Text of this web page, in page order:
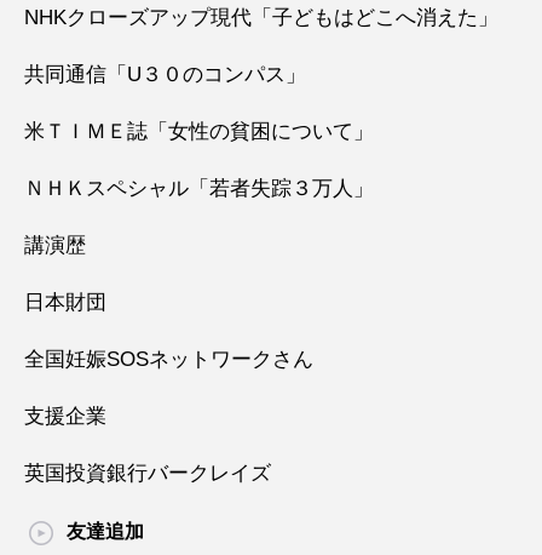
NHKクローズアップ現代「子どもはどこへ消えた」
共同通信「U３０のコンパス」
米ＴＩＭＥ誌「女性の貧困について」
ＮＨＫスペシャル「若者失踪３万人」
講演歴
日本財団
全国妊娠SOSネットワークさん
支援企業
英国投資銀行バークレイズ
友達追加